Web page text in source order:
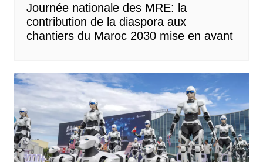
Journée nationale des MRE: la
contribution de la diaspora aux
chantiers du Maroc 2030 mise en avant